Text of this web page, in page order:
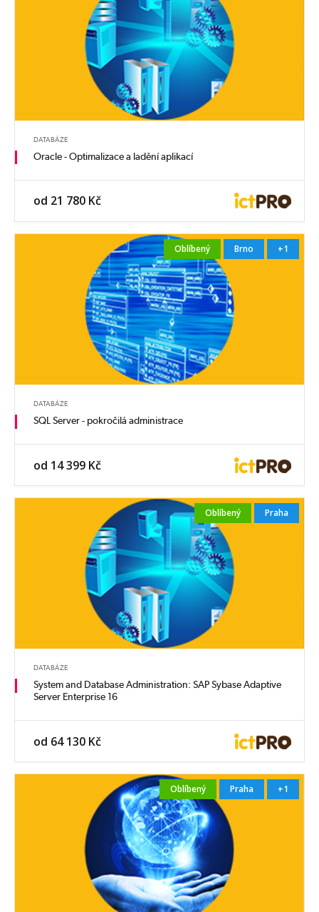
DATABÁZE
Oracle - Optimalizace a ladění aplikací
od 21 780 Kč
Oblíbený Brno +1
DATABÁZE
SQL Server - pokročilá administrace
od 14 399 Kč
Oblíbený Praha
DATABÁZE
System and Database Administration: SAP Sybase Adaptive
Server Enterprise 16
od 64 130 Kč
Oblíbený Praha +1